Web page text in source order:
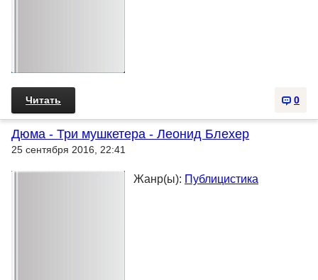
0
Читать
Дюма - Три мушкетера - Леонид Блехер
25 сентября 2016, 22:41
Жанр(ы): Публицистика